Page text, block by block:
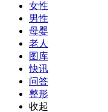
女性
男性
母婴
老人
图库
快讯
问答
整形
收起